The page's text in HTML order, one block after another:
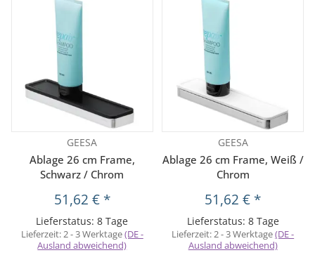
GEESA
Ablage 26 cm Frame,
Schwarz / Chrom
51,62 € *
Lieferstatus: 8 Tage
Lieferzeit:2 - 3 Werktage(DE -
Ausland abweichend)
GEESA
Ablage 26 cm Frame, Weiß /
Chrom
51,62 € *
Lieferstatus: 8 Tage
Lieferzeit:2 - 3 Werktage(DE -
Ausland abweichend)